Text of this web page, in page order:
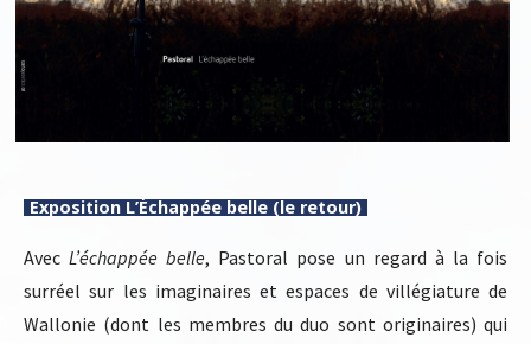
Exposition L’Échappée belle (le retour)
AvecL’échappée belle, Pastoral pose un regard à la fois
surréel sur les imaginaires et espaces de villégiature de
Wallonie (dont les membres du duo sont originaires) qui